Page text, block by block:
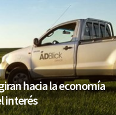
hacia la economía
interés